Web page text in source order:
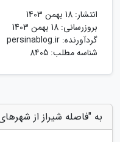
انتشار: 18 بهمن 1403
بروزرسانی: 18 بهمن 1403
گردآورنده: persinablog.ir
شناسه مطلب: 8405
به "فاصله شیراز از